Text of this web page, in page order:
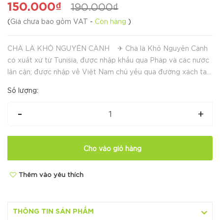
150.000₫ 190.000₫
( Giá chưa bao gồm VAT - Còn hàng )
CHÀ LÀ KHÔ NGUYÊN CÀNH ✈ Chà là Khô Nguyên Cành
có xuất xứ từ Tunisia, được nhập khẩu qua Pháp và các nước
lân cận; được nhập về Việt Nam chủ yếu qua đường xách tay.
nhãn hiệ...
Số lượng:
- +
Cho vào giỏ hàng
Thêm vào yêu thích
THÔNG TIN SẢN PHẨM